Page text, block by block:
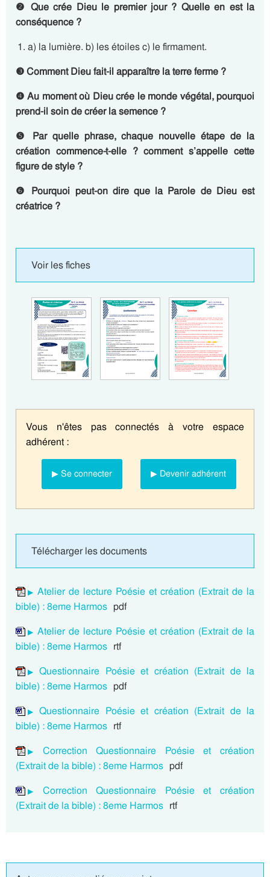
❷ Que crée Dieu le premier jour ? Quelle en est la
conséquence ?
a) la lumière. b) les étoiles c) le firmament.
❸Comment Dieu fait-il apparaître la terre ferme ?
❹ Au moment où Dieu crée le monde végétal, pourquoi
prend-il soin de créer la semence ?
❺
Par quelle phrase, chaque nouvelle étape de la
création commence-t-elle ? comment s’appelle cette
figure de style ?
❻
Pourquoi peut-on dire que la Parole de Dieu est
créatrice ?
Voir les fiches
Vous n'êtes pas connectés à votre espace
adhérent :
▶ Se connecter ▶ Devenir adhérent
Télécharger les documents
Atelier de lecture Poésie et création (Extrait de la
bible) : 8eme Harmos pdf
Atelier de lecture Poésie et création (Extrait de la
bible) : 8eme Harmos rtf
Questionnaire Poésie et création (Extrait de la
bible) : 8eme Harmos pdf
Questionnaire Poésie et création (Extrait de la
bible) : 8eme Harmos rtf
Correction Questionnaire Poésie et création
(Extrait de la bible) : 8eme Harmos pdf
Correction Questionnaire Poésie et création
(Extrait de la bible) : 8eme Harmos rtf